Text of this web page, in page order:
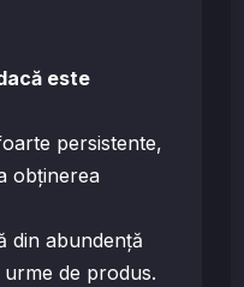
este
persistente,
obținerea
abundență
de produs.